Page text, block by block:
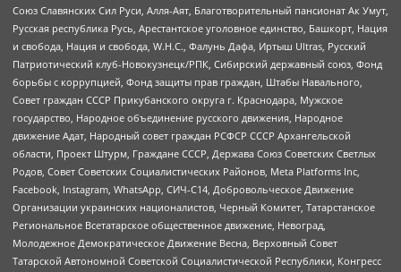
Союз Славянских Сил Руси, Алля-Аят, Благотворительный пансионат Ак Умут,
Русская республика Русь, Арестантское уголовное единство, Башкорт, Нация
и свобода, Нация и свобода, W.H.С., Фалунь Дафа, Иртыш Ultras, Русский
Патриотический клуб-Новокузнецк/РПК, Сибирский державный союз, Фонд
борьбы с коррупцией, Фонд защиты прав граждан, Штабы Навального,
Совет граждан СССР Прикубанского округа г. Краснодара, Мужское
государство, Народное объединение русского движения, Народное
движение Адат, Народный совет граждан РСФСР СССР Архангельской
области, Проект Штурм, Граждане СССР, Держава Союз Советских Светлых
Родов, Совет Советских Социалистических Районов, Meta Platforms Inc,
Facebook, Instagram, WhatsApp, СИЧ-С14, Добровольческое Движение
Организации украинских националистов, Черный Комитет, Татарстанское
Региональное Всетатарское общественное движение, Невоград,
Молодежное Демократическое Движение Весна, Верховный Совет
Татарской Автономной Советской Социалистической Республики, Конгресс